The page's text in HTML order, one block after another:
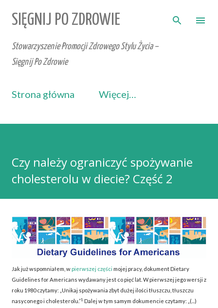
Przejdź do głównej zawartości
SIĘGNIJ PO ZDROWIE
Stowarzyszenie Promocji Zdrowego Stylu Życia –
Sięgnij Po Zdrowie
Strona główna Więcej…
Czy należy ograniczyć spożywanie
cholesterolu w diecie? Część 2
Jak już wspomniałem, wpierwszej części mojej pracy, dokument Dietary
Guidelines for Americans wydawany jest co pięć lat. W pierwszej jego wersji z
roku 1980 czytamy: „Unikaj spożywania zbyt dużej ilości tłuszczu, tłuszczu
nasyconego i cholesterolu.”1 Dalej w tym samym dokumencie czytamy: „(...)